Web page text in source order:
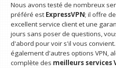
Nous avons testé de nombreux
préféré est ExpressVPN; il offre
excellent service client et une
jours sans poser de questions,
d'abord pour voir s'il vous
également d'autres options VPN,
complète des meilleurs services